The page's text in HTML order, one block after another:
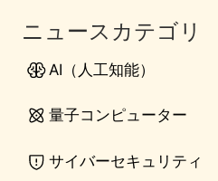
ニュースカテゴリ
AI（人工知能）
量子コンピューター
サイバーセキュリティ